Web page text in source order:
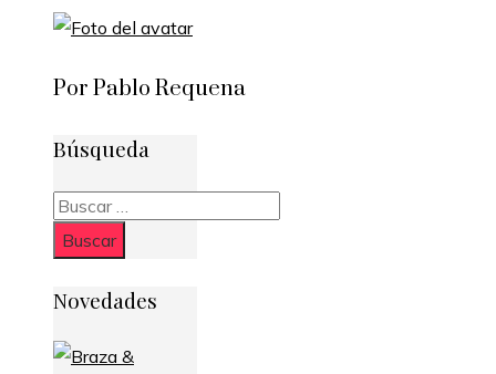
Por Pablo Requena
Búsqueda
Buscar:
Novedades